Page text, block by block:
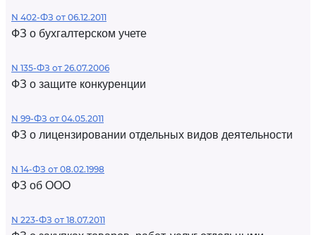
N 402-ФЗ от 06.12.2011
ФЗ о бухгалтерском учете
N 135-ФЗ от 26.07.2006
ФЗ о защите конкуренции
N 99-ФЗ от 04.05.2011
ФЗ о лицензировании отдельных видов деятельности
N 14-ФЗ от 08.02.1998
ФЗ об ООО
N 223-ФЗ от 18.07.2011